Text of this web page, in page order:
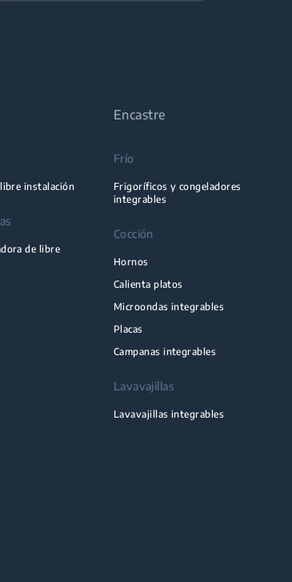
instalación
de libre
Encastre
Frío
Frigoríficos y congeladores
integrables
Cocción
Hornos
Calienta platos
Microondas integrables
Placas
Campanas integrables
Lavavajillas
Lavavajillas integrables